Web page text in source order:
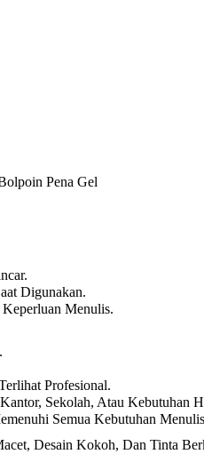
Pena Gel
Digunakan.
Menulis.
Profesional.
Sekolah, Atau Kebutuhan
Semua Kebutuhan
Desain Kokoh, Dan Tinta